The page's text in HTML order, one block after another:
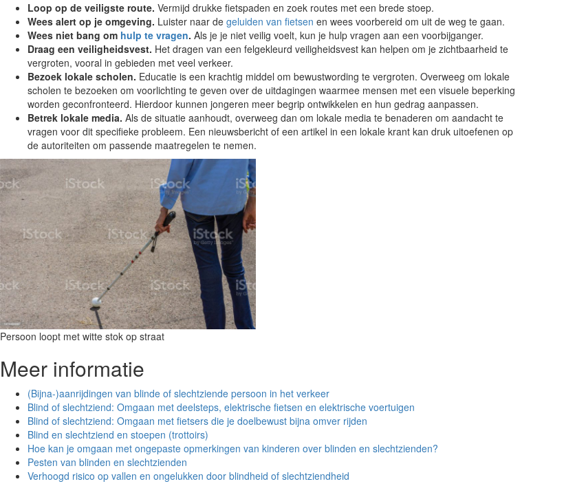
Loop op de veiligste route. Vermijd drukke fietspaden en zoek routes met een brede stoep.
Wees alert op je omgeving. Luister naar de geluiden van fietsen en wees voorbereid om uit de weg te gaan.
Wees niet bang om hulp te vragen. Als je je niet veilig voelt, kun je hulp vragen aan een voorbijganger.
Draag een veiligheidsvest. Het dragen van een felgekleurd veiligheidsvest kan helpen om je zichtbaarheid te
vergroten, vooral in gebieden met veel verkeer.
Bezoek lokale scholen. Educatie is een krachtig middel om bewustwording te vergroten. Overweeg om lokale
scholen te bezoeken om voorlichting te geven over de uitdagingen waarmee mensen met een visuele beperking
worden geconfronteerd. Hierdoor kunnen jongeren meer begrip ontwikkelen en hun gedrag aanpassen.
Betrek lokale media. Als de situatie aanhoudt, overweeg dan om lokale media te benaderen om aandacht te
vragen voor dit specifieke probleem. Een nieuwsbericht of een artikel in een lokale krant kan druk uitoefenen op
de autoriteiten om passende maatregelen te nemen.
Persoon loopt met witte stok op straat
Meer informatie
(Bijna-)aanrijdingen van blinde of slechtziende persoon in het verkeer
Blind of slechtziend: Omgaan met deelsteps, elektrische fietsen en elektrische voertuigen
Blind of slechtziend: Omgaan met fietsers die je doelbewust bijna omver rijden
Blind en slechtziend en stoepen (trottoirs)
Hoe kan je omgaan met ongepaste opmerkingen van kinderen over blinden en slechtzienden?
Pesten van blinden en slechtzienden
Verhoogd risico op vallen en ongelukken door blindheid of slechtziendheid